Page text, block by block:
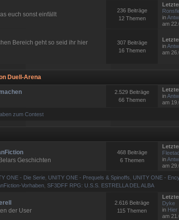
euch sonst einfällt
236 Beiträge
12 Themen
in
am
Bereich geht so seid ihr hier
307 Beiträge
16 Themen
in
am
Duell-Arena
2.529 Beiträge
66 Themen
in
am
zum Contest
Geschichten
468 Beiträge
6 Themen
in
am
ONE - Die Serie UNITY ONE - Prequels & Spinoffs UNITY ONE -
Vorhaben ,SF3DFF RPG: U.S.S. ESTRELLA DEL ALBA
der User
2.616 Beiträge
115 Themen
Dyke
in Hier
am